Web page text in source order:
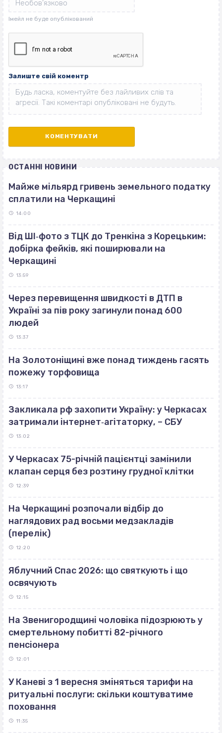
Залиште свій коментр
ОСТАННІ НОВИНИ
Майже мільярд гривень земельного податку
сплатили на Черкащині
14:00
Від ШІ‐фото з ТЦК до Тренкіна з Корецьким:
добірка фейків, які поширювали на
Черкащині
13:59
Через перевищення швидкості в ДТП в
Україні за пів року загинули понад 600
людей
13:37
На Золотоніщині вже понад тиждень гасять
пожежу торфовища
13:17
Закликала рф захопити Україну: у Черкасах
затримали інтернет‐агітаторку, – СБУ
13:02
У Черкасах 75-річній пацієнтці замінили
клапан серця без розтину грудної клітки
12:39
На Черкащині розпочали відбір до
наглядових рад восьми медзакладів
(перелік)
12:20
Яблучний Спас 2026: що святкують і що
освячують
12:15
На Звенигородщині чоловіка підозрюють у
смертельному побитті 82-річного
пенсіонера
12:01
У Каневі з 1 вересня зміняться тарифи на
ритуальні послуги: скільки коштуватиме
поховання
11:35